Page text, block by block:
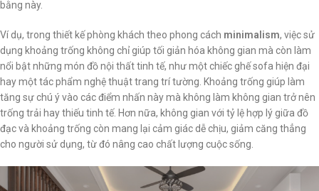
bằng này.
Ví dụ, trong thiết kế phòng khách theo phong cách minimalism, việc sử
dụng khoảng trống không chỉ giúp tối giản hóa không gian mà còn làm
nổi bật những món đồ nội thất tinh tế, như một chiếc ghế sofa hiện đại
hay một tác phẩm nghệ thuật trang trí tường. Khoảng trống giúp làm
tăng sự chú ý vào các điểm nhấn này mà không làm không gian trở nên
trống trải hay thiếu tinh tế. Hơn nữa, không gian với tỷ lệ hợp lý giữa đồ
đạc và khoảng trống còn mang lại cảm giác dễ chịu, giảm căng thẳng
cho người sử dụng, từ đó nâng cao chất lượng cuộc sống.